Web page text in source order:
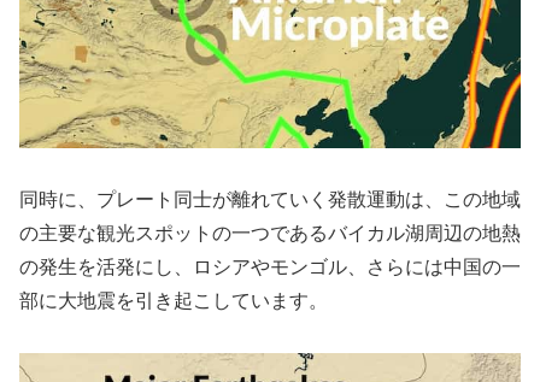
同時に、プレート同士が離れていく発散運動は、この地域
の主要な観光スポットの一つであるバイカル湖周辺の地熱
の発生を活発にし、ロシアやモンゴル、さらには中国の一
部に大地震を引き起こしています。